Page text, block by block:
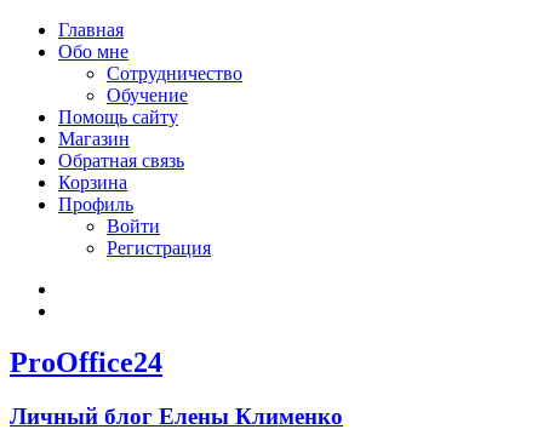
Главная
Обо мне
Сотрудничество
Обучение
Помощь сайту
Магазин
Обратная связь
Корзина
Профиль
Войти
Регистрация
ProOffice24
Личный блог Елены Клименко